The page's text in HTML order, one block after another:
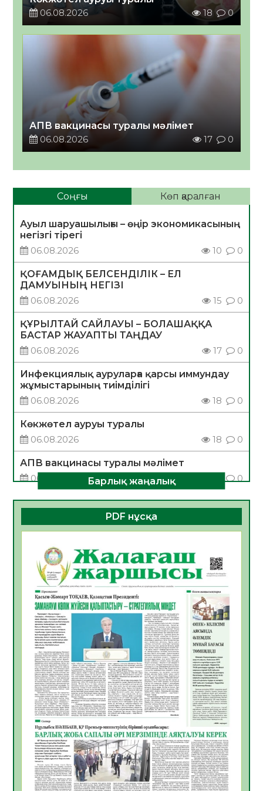
06.08.2026
18 0
АПВ вакцинасы туралы мәлімет
06.08.2026
17 0
Соңғы Көп қаралған
Ауыл шаруашылығы – өңір экономикасының
негізгі тірегі
06.08.2026
10 0
ҚОҒАМДЫҚ БЕЛСЕНДІЛІК – ЕЛ
ДАМУЫНЫҢ НЕГІЗІ
06.08.2026
15 0
ҚҰРЫЛТАЙ САЙЛАУЫ – БОЛАШАҚҚА
БАСТАР ЖАУАПТЫ ТАҢДАУ
06.08.2026
17 0
Инфекциялық ауруларға қарсы иммундау
жұмыстарының тиімділігі
06.08.2026
18 0
Көкжөтел ауруы туралы
06.08.2026
18 0
АПВ вакцинасы туралы мәлімет
06.08.2026
0
Open Air: Қызылорда облысы полиция
департаменті 20 мыңнан астам
көрерменнің қауіпсіздігін қамтамасыз етті
ҚЫЗЫЛОРДАДА «САНАЛЫ ҰРПАҚ –
ЖАРҚЫН БОЛАШАҚ» АТТЫ КЕҢЕЙТІЛГЕН
МӘЖІЛІС ӨТТІ
05.08.2026
30
Қазақстан Орталық Азиядағы көшуге ең
қолайлы ел атанды
05.08.2026
32
Өрт қауіпсіздігі талаптарын сақтау – әр
азаматтың міндеті
05.08.2026
32
Руслан Рүстемұлы облыс әкімінің
кеңесшісі болып тағайындалды
05.08.2026
29
Цифрландыру саласын дамыту аясында
салынатын жаңа орталықтың жобасы
Барлық жаңалық
PDF нұсқа